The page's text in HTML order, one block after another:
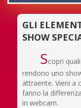
GLI
SHOW
Scopri
rendono uno
attraente. Vieni a
fanno la
in webcam.